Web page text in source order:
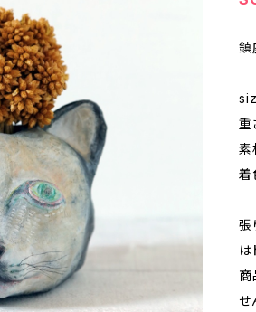
鎮
着
張
は
商
せ